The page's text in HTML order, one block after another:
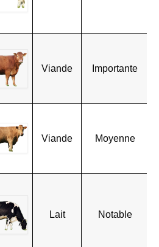
Viande Importante
Viande Moyenne
Lait Notable